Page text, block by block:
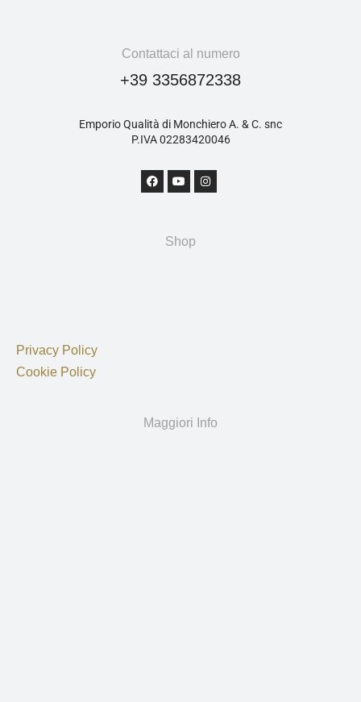
Contattaci al numero
+39 3356872338
Emporio Qualità di Monchiero A. & C. snc
P.IVA 02283420046
Shop
Privacy Policy
Cookie Policy
Maggiori Info